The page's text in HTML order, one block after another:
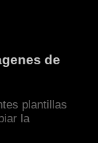
de
plantillas
la